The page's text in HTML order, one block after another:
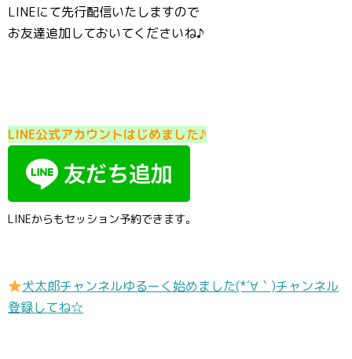
LINEにて先行配信いたしますので
お友達追加しておいてくださいね♪
LINE公式アカウントはじめました♪
LINEからもセッション予約できます。
犬太郎チャンネルゆるーく始めました(*´∀｀)チャンネル
登録してね☆